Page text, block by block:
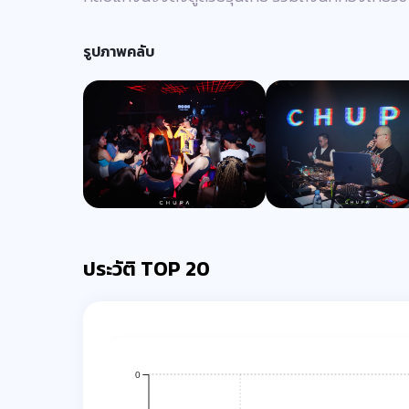
รูปภาพคลับ
ประวัติ TOP 20
0